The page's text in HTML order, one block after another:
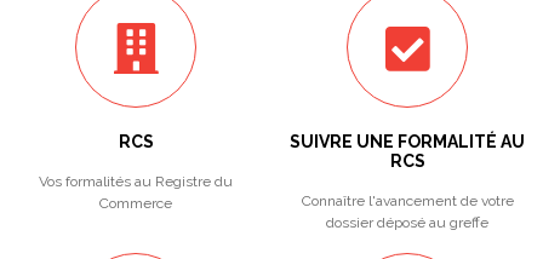
RCS
Vos formalités au Registre du
Commerce
SUIVRE UNE FORMALITÉ AU
RCS
Connaître l'avancement de votre
dossier déposé au greffe